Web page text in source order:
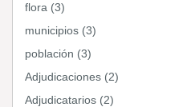
flora (3)
municipios (3)
población (3)
Adjudicaciones (2)
Adjudicatarios (2)